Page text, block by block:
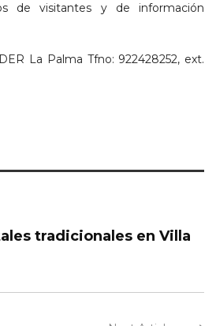
de visitantes y de información
La Palma Tfno: 922428252, ext.
tradicionales en Villa